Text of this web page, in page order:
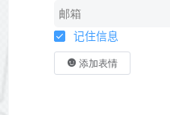
记住信息
添加表情